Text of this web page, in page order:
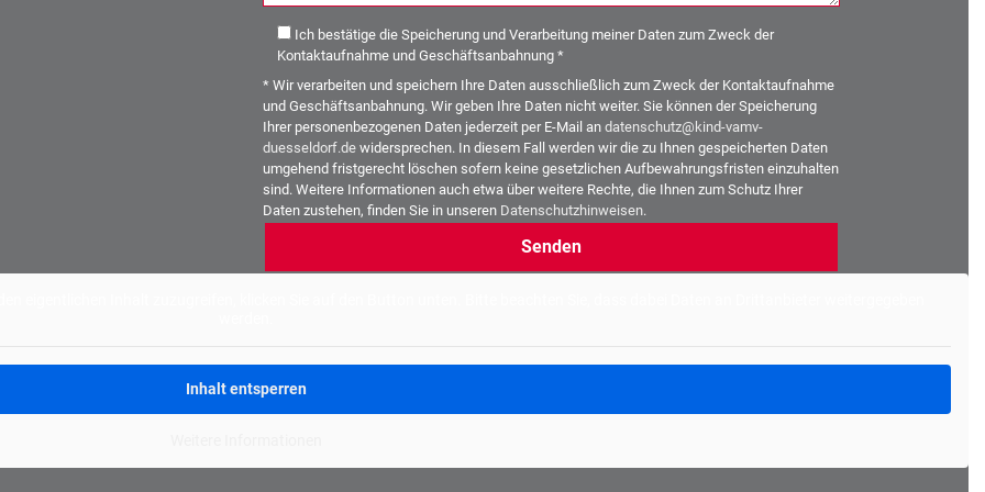
Ich bestätige die Speicherung und Verarbeitung meiner Daten zum Zweck der
Kontaktaufnahme und Geschäftsanbahnung *
* Wir verarbeiten und speichern Ihre Daten ausschließlich zum Zweck der Kontaktaufnahme
und Geschäftsanbahnung. Wir geben Ihre Daten nicht weiter. Sie können der Speicherung
Ihrer personenbezogenen Daten jederzeit per E-Mail an datenschutz@kind-vamv-
duesseldorf.de widersprechen. In diesem Fall werden wir die zu Ihnen gespeicherten Daten
umgehend fristgerecht löschen sofern keine gesetzlichen Aufbewahrungsfristen einzuhalten
sind. Weitere Informationen auch etwa über weitere Rechte, die Ihnen zum Schutz Ihrer
Daten zustehen, finden Sie in unseren Datenschutzhinweisen.
Inhalt entsperren